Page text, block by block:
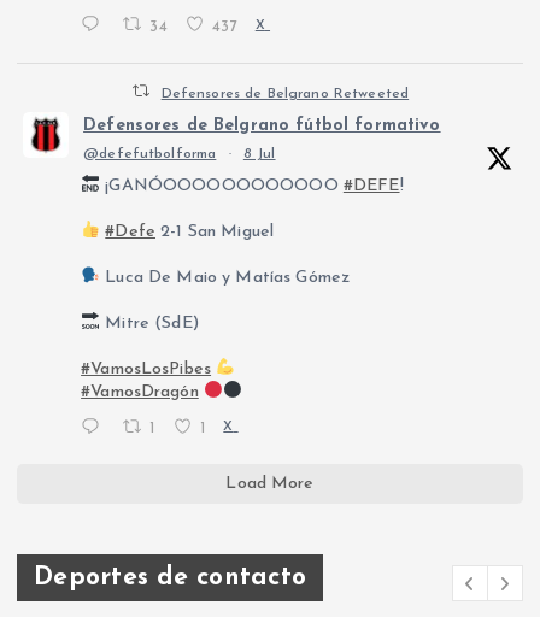
34 437 X
Defensores de Belgrano Retweeted
Defensores de Belgrano fútbol formativo
@defefutbolforma · 8 Jul
¡GANÓOOOOOOOOOOOO #DEFE!
#Defe 2-1 San Miguel
Luca De Maio y Matías Gómez
Mitre (SdE)
#VamosLosPibes
#VamosDragón
1 1 X
Load More
Deportes de contacto